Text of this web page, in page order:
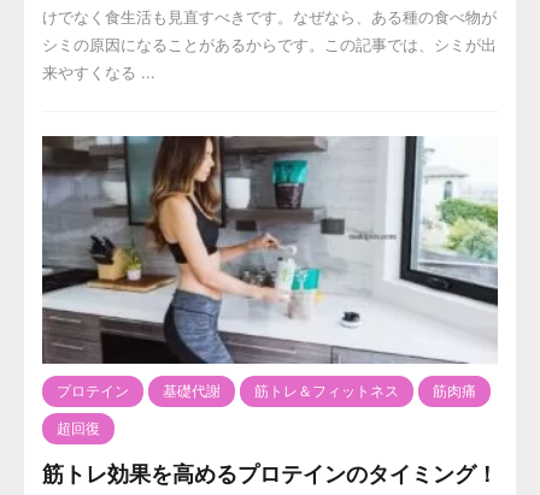
けでなく食生活も見直すべきです。なぜなら、ある種の食べ物が
シミの原因になることがあるからです。この記事では、シミが出
来やすくなる ...
プロテイン 基礎代謝 筋トレ＆フィットネス 筋肉痛
超回復
筋トレ効果を高めるプロテインのタイミング！